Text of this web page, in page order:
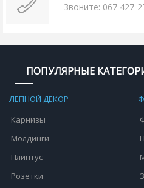
Звоните: 067 427-
ПОПУЛЯРНЫЕ
ЛЕПНОЙ ДЕКОР
Карнизы
Молдинги
Плинтус
Розетки